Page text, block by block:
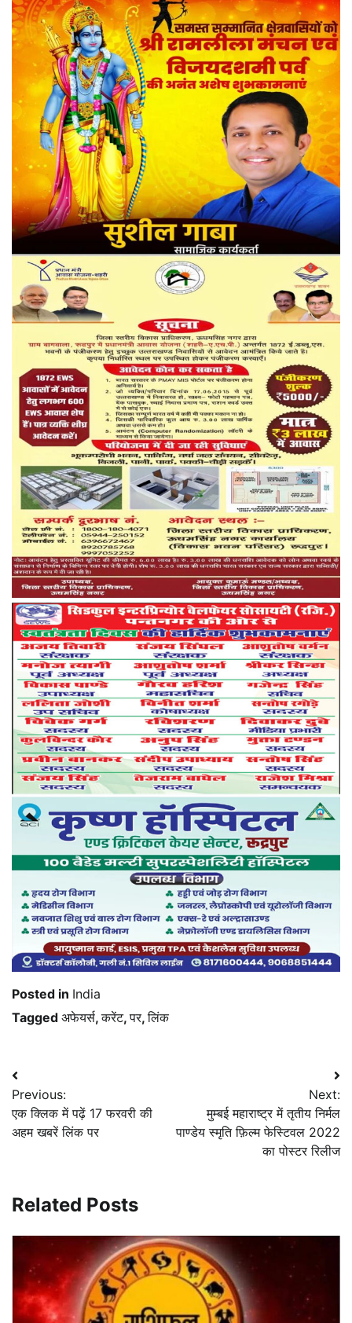
Posted in India
Tagged अफेयर्स,करेंट,पर,लिंक
Post
navigation
Previous:
एक क्लिक में पढ़ें 17 फरवरी की
अहम खबरें लिंक पर
Next:
मुम्बई महाराष्ट्र में तृतीय निर्मल
पाण्डेय स्मृति फ़िल्म फेस्टिवल 2022
का पोस्टर रिलीज
Related Posts